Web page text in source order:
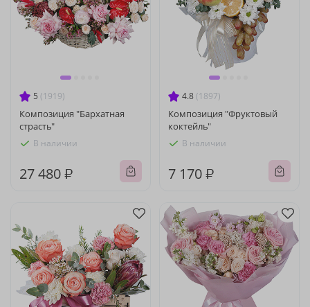
5 (1919)
Композиция "Бархатная
страсть"
В наличии
27 480 ₽
4.8 (1897)
Композиция "Фруктовый
коктейль"
В наличии
7 170 ₽